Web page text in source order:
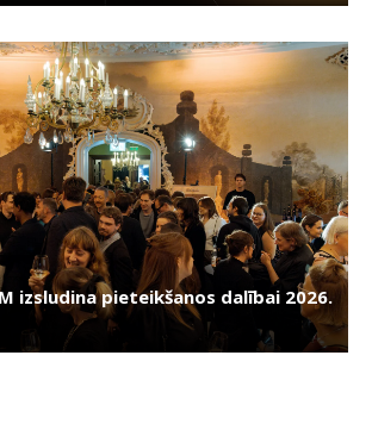
izsludina pieteikšanos dalībai 2026.